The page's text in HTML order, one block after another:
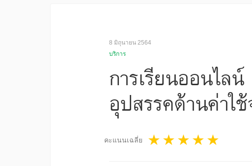
8 มิถุนายน 2564
บริการ
การเรียนออนไล
อุปสรรคด้านค่าใ
คะแนนเฉลี่ย 4 stars
3 stars
2 stars
1 star